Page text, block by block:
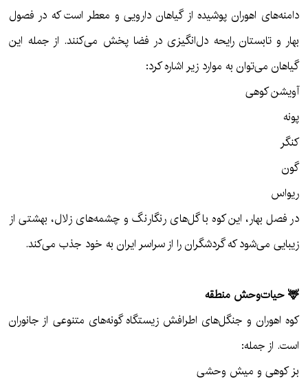
دامنه‌های اهوران پوشیده از گیاهان دارویی و معطر است که در فصول
بهار و تابستان رایحه دل‌انگیزی در فضا پخش می‌کنند. از جمله این
گیاهان می‌توان به موارد زیر اشاره کرد:
آویشن کوهی
پونه
کنگر
گون
ریواس
در فصل بهار، این کوه با گل‌های رنگارنگ و چشمه‌های زلال، بهشتی از
زیبایی می‌شود که گردشگران را از سراسر ایران به خود جذب می‌کند.
🦌 حیات‌وحش منطقه
کوه اهوران و جنگل‌های اطرافش زیستگاه گونه‌های متنوعی از جانوران
است. از جمله:
بز کوهی و میش وحشی